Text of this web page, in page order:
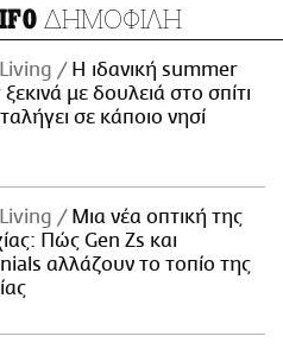
ΔΗΜΟΦΙΛΗ
Η ιδανική summer
με δουλειά στο σπίτι
σε κάποιο νησί
Μια νέα οπτική της
Πώς Gen Zs και
αλλάζουν το τοπίο της